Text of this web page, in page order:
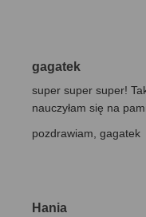
gagatek
super super super!
nauczyłam się na
pozdrawiam, gagatek
Hania